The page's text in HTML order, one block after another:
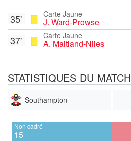
Carte Jaune
J. Ward-Prowse
35'
Carte Jaune
A. Maitland-Niles
37'
STATISTIQUES DU MATCH
Southampton
Non cadré
15